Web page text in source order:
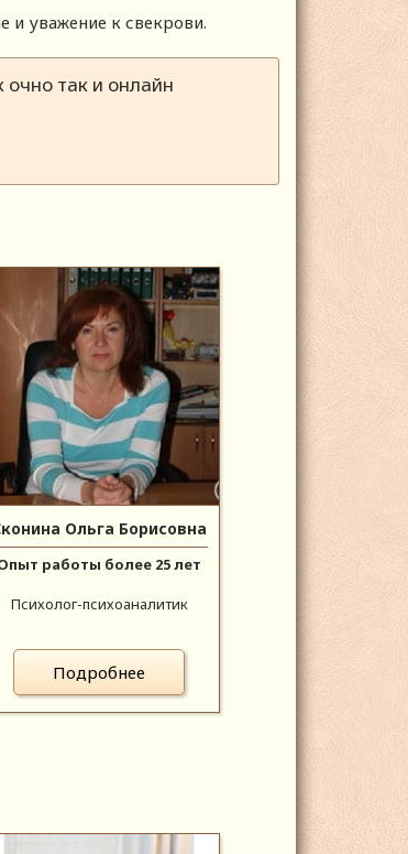
и уважение к свекрови.
так и онлайн
Ольга Борисовна
работы более 25 лет
Психолог-психоаналитик
Подробнее